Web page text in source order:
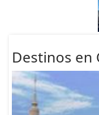
Destinos en